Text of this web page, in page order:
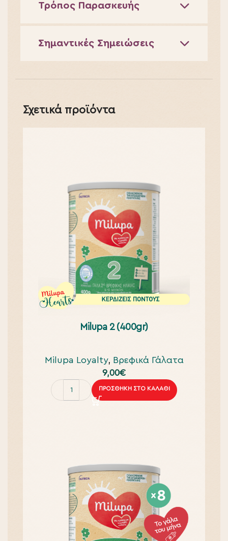
Τρόπος Παρασκευής
Σημαντικές Σημειώσεις
Σχετικά προϊόντα
Milupa 2 (400gr)
Milupa Loyalty, Βρεφικά Γάλατα
9,00€
ΠΡΟΣΘΉΚΗ ΣΤΟ ΚΑΛΆΘΙ